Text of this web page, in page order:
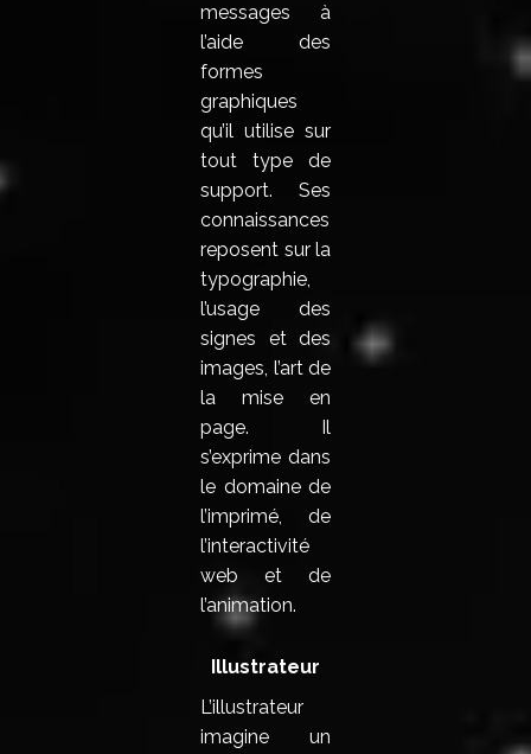
messages à
l’aide des
formes
graphiques
qu’il utilise sur
tout type de
support. Ses
connaissances
reposent sur la
typographie,
l’usage des
signes et des
images, l’art de
la mise en
page. Il
s’exprime dans
le domaine de
l’imprimé, de
l’interactivité
web et de
l’animation.
Illustrateur
L’illustrateur
imagine un